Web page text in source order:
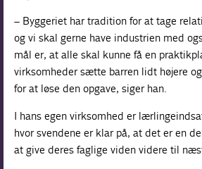
– Byggeriet har tradition for at tage
og vi skal gerne have industrien med
mål er, at alle skal kunne få en
virksomheder sætte barren lidt højere
for at løse den opgave, siger han.
I hans egen virksomhed er
hvor svendene er klar på, at det er en
at give deres faglige viden videre til